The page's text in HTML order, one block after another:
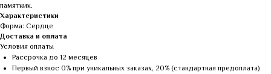
памятник.
Характеристики
Форма: Сердце
Доставка и оплата
Условия оплаты
Рассрочка до 12 месяцев
Первый взнос 0% при уникальных заказах, 20% (стандартная предоплата)